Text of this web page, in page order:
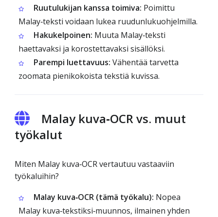
Ruutulukijan kanssa toimiva: Poimittu
Malay‑teksti voidaan lukea ruudunlukuohjelmilla.
Hakukelpoinen: Muuta Malay‑teksti
haettavaksi ja korostettavaksi sisällöksi.
Parempi luettavuus: Vähentää tarvetta
zoomata pienikokoista tekstiä kuvissa.
Malay kuva‑OCR vs. muut
työkalut
Miten Malay kuva‑OCR vertautuu vastaaviin
työkaluihin?
Malay kuva‑OCR (tämä työkalu): Nopea
Malay kuva‑tekstiksi‑muunnos, ilmainen yhden